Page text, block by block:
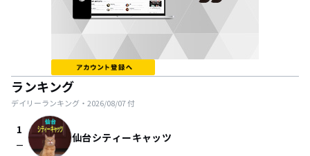
ランキング
デイリーランキング・ 2026/08/07付
1
check_indeterminate_small 仙台シティーキャッツ